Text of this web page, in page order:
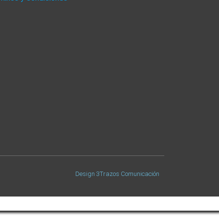
Design 3Trazos Comunicación